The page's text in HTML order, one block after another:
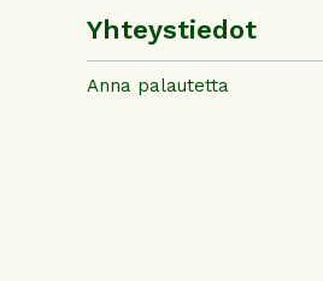
Yhteystiedot
Anna palautetta